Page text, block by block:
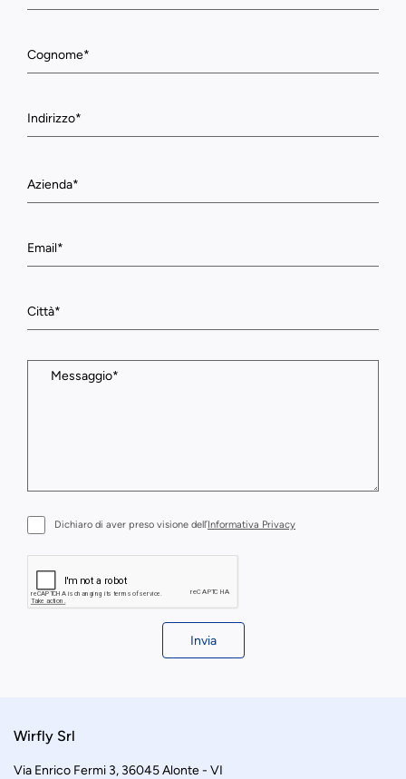
Dichiaro di aver preso visione dell’Informativa Privacy
Invia
Wirfly Srl
Via Enrico Fermi 3, 36045 Alonte - VI